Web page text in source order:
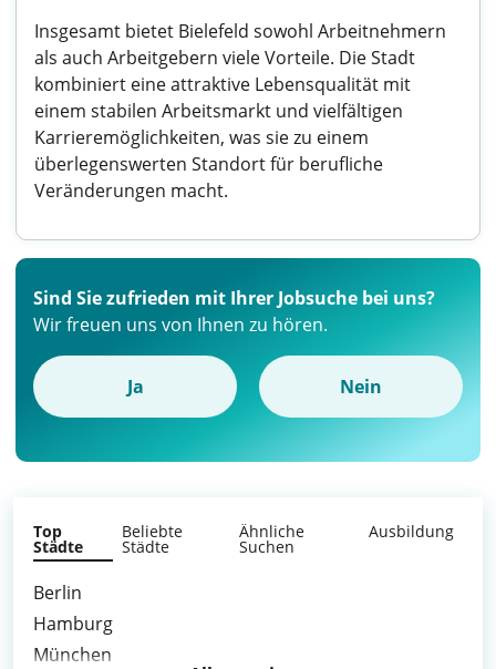
Insgesamt bietet Bielefeld sowohl Arbeitnehmern
als auch Arbeitgebern viele Vorteile. Die Stadt
kombiniert eine attraktive Lebensqualität mit
einem stabilen Arbeitsmarkt und vielfältigen
Karrieremöglichkeiten, was sie zu einem
überlegenswerten Standort für berufliche
Veränderungen macht.
Sind Sie zufrieden mit Ihrer Jobsuche bei uns?
Wir freuen uns von Ihnen zu hören.
Ja Nein
Top
Städte
Beliebte
Städte
Ähnliche
Suchen
Ausbildung
Berlin
Hamburg
München